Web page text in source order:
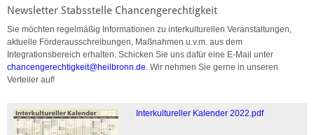
Newsletter Stabsstelle Chancengerechtigkeit
Sie möchten regelmäßig Informationen zu interkulturellen Veranstaltungen,
aktuelle Förderausschreibungen, Maßnahmen u.v.m. aus dem
Integrationsbereich erhalten. Schicken Sie uns dafür eine E-Mail unter
chancengerechtigkeit@heilbronn.de. Wir nehmen Sie gerne in unseren
Verteiler auf!
Interkultureller Kalender 2022.pdf